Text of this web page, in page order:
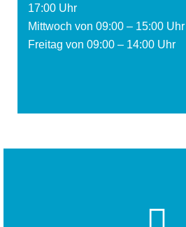
17:00 Uhr
Mittwoch von 09:00 – 15:00 Uhr
Freitag von 09:00 – 14:00 Uhr